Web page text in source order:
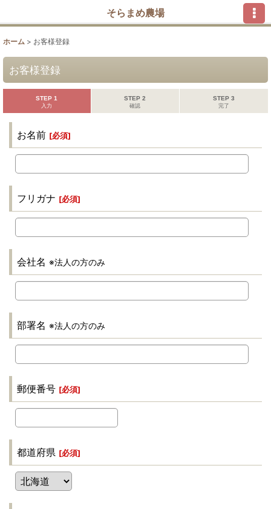
そらまめ農場
ホーム > お客様登録
お客様登録
STEP 1
入力
STEP 2
確認
STEP 3
完了
お名前 [必須]
フリガナ [必須]
会社名 ※法人の方のみ
部署名 ※法人の方のみ
郵便番号 [必須]
都道府県 [必須]